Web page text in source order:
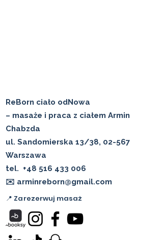
ReBorn ciało odNowa
– masaże i praca z ciałem Armin
Chabzda
ul. Sandomierska 13/38, 02-567
Warszawa
tel. +48 516 433 006
✉️ arminreborn@gmail.com
📍 Zarezerwuj masaż